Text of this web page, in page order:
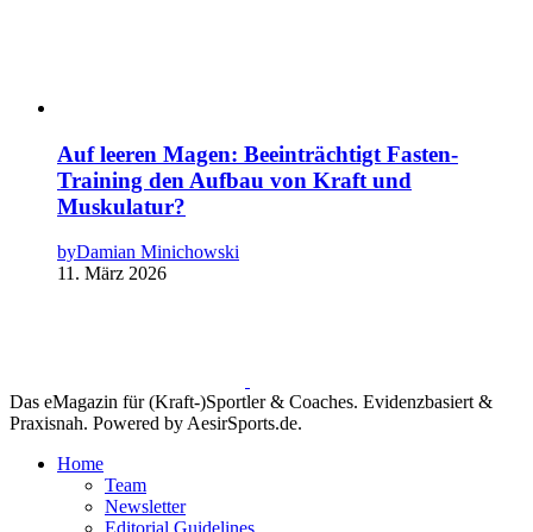
Auf leeren Magen: Beeinträchtigt Fasten-
Training den Aufbau von Kraft und
Muskulatur?
byDamian Minichowski
11. März 2026
Das eMagazin für (Kraft-)Sportler & Coaches. Evidenzbasiert &
Praxisnah. Powered by AesirSports.de.
Home
Team
Newsletter